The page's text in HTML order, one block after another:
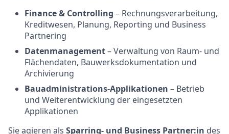
Finance & Controlling – Rechnungsverarbeitung,
Kreditwesen, Planung, Reporting und Business
Partnering
Datenmanagement– Verwaltung von Raum- und
Flächendaten, Bauwerksdokumentation und
Archivierung
Bauadministrations-Applikationen – Betrieb
und Weiterentwicklung der eingesetzten
Applikationen
Sie agieren als Sparring- und Business Partner:in des